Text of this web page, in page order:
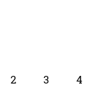
2 3 4